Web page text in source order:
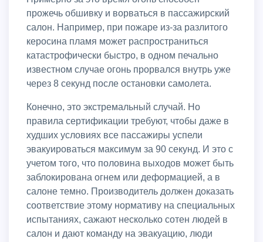
прожечь обшивку и ворваться в пассажирский
салон. Например, при пожаре из-за разлитого
керосина пламя может распространиться
катастрофически быстро, в одном печально
известном случае огонь прорвался внутрь уже
через 8 секунд после остановки самолета.
Конечно, это экстремальный случай. Но
правила сертификации требуют, чтобы даже в
худших условиях все пассажиры успели
эвакуироваться максимум за 90 секунд. И это с
учетом того, что половина выходов может быть
заблокирована огнем или деформацией, а в
салоне темно. Производитель должен доказать
соответствие этому нормативу на специальных
испытаниях, сажают несколько сотен людей в
салон и дают команду на эвакуацию, люди